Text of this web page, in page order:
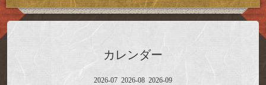
カレンダー
2026-07 2026-08 2026-09